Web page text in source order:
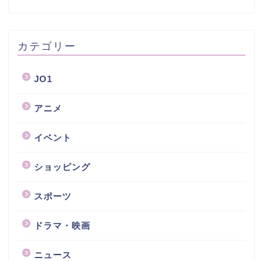
カテゴリー
JO1
アニメ
イベント
ショッピング
スポーツ
ドラマ・映画
ニュース